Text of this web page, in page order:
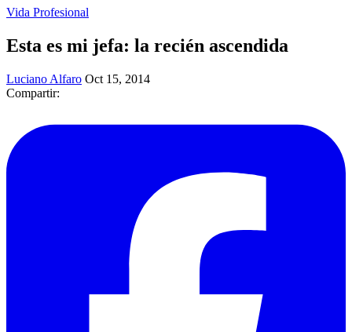
Vida Profesional
Esta es mi jefa: la recién ascendida
Luciano Alfaro Oct 15, 2014
Compartir: